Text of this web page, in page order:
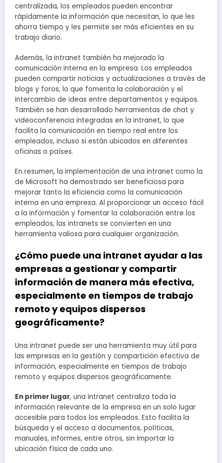
centralizada, los empleados pueden encontrar
rápidamente la información que necesitan, lo que les
ahorra tiempo y les permite ser más eficientes en su
trabajo diario.
Además, la intranet también ha mejorado la
comunicación interna en la empresa. Los empleados
pueden compartir noticias y actualizaciones a través de
blogs y foros, lo que fomenta la colaboración y el
intercambio de ideas entre departamentos y equipos.
También se han desarrollado herramientas de chat y
videoconferencia integradas en la intranet, lo que
facilita la comunicación en tiempo real entre los
empleados, incluso si están ubicados en diferentes
oficinas o países.
En resumen, la implementación de una intranet como la
de Microsoft ha demostrado ser beneficiosa para
mejorar tanto la eficiencia como la comunicación
interna en una empresa. Al proporcionar un acceso fácil
a la información y fomentar la colaboración entre los
empleados, las intranets se convierten en una
herramienta valiosa para cualquier organización.
¿Cómo puede una intranet ayudar a las
empresas a gestionar y compartir
información de manera más efectiva,
especialmente en tiempos de trabajo
remoto y equipos dispersos
geográficamente?
Una intranet puede ser una herramienta muy útil para
las empresas en la gestión y compartición efectiva de
información, especialmente en tiempos de trabajo
remoto y equipos dispersos geográficamente.
En primer lugar, una intranet centraliza toda la
información relevante de la empresa en un solo lugar
accesible para todos los empleados. Esto facilita la
búsqueda y el acceso a documentos, políticas,
manuales, informes, entre otros, sin importar la
ubicación física de cada uno.